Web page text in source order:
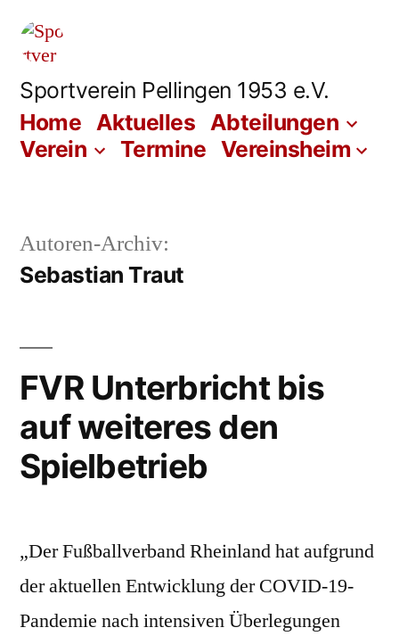
Zum
Inhalt
springen
Sportverein Pellingen 1953 e.V.
Home Aktuelles Abteilungen
Verein
Termine Vereinsheim
Autoren-Archiv:
Sebastian Traut
FVR Unterbricht bis
auf weiteres den
Spielbetrieb
„Der Fußballverband Rheinland hat aufgrund
der aktuellen Entwicklung der COVID-19-
Pandemie nach intensiven Überlegungen